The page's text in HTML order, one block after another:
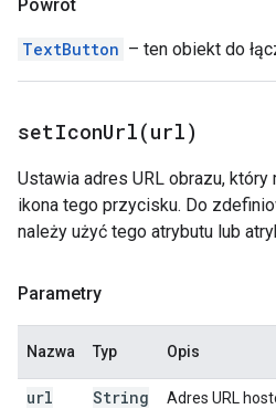
Powrót
TextButton – ten obiekt do
setIconUrl(url)
Ustawia adres URL obrazu, który
ikona tego przycisku. Do
należy użyć tego atrybutu lub
Parametry
Nazwa Typ Opis
url String
Adres URL